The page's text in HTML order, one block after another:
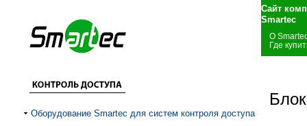
Сайт
Smartec
О
Где
Оборудование Smartec для систем контроля доступа